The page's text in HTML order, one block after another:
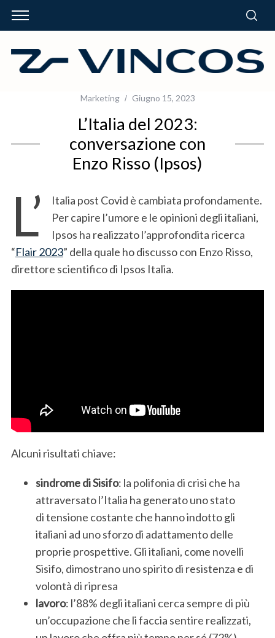
Marketing Giugno 15, 2023
L’Italia del 2023:
conversazione con
Enzo Risso (Ipsos)
L’
Italia post Covid è cambiata profondamente.
Per capire l’umore e le opinioni degli italiani,
Ipsos ha realizzato l’approfondita ricerca
“Flair 2023” della quale ho discusso con Enzo Risso,
direttore scientifico di Ipsos Italia.
Alcuni risultati chiave:
sindrome di Sisifo: la polifonia di crisi che ha
attraversato l’Italia ha generato uno stato
di tensione costante che hanno indotto gli
italiani ad uno sforzo di adattamento delle
proprie prospettive. Gli italiani, come novelli
Sisifo, dimostrano uno spirito di resistenza e di
volontà di ripresa
lavoro: l’88% degli italiani cerca sempre di più
un’occupazione che li faccia sentire realizzati,